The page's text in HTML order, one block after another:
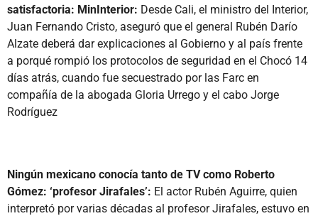
satisfactoria: MinInterior: Desde Cali, el ministro del Interior,
Juan Fernando Cristo, aseguró que el general Rubén Darío
Alzate deberá dar explicaciones al Gobierno y al país frente
a porqué rompió los protocolos de seguridad en el Chocó 14
días atrás, cuando fue secuestrado por las Farc en
compañía de la abogada Gloria Urrego y el cabo Jorge
Rodríguez
Ningún mexicano conocía tanto de TV como Roberto
Gómez: ‘profesor Jirafales’: El actor Rubén Aguirre, quien
interpretó por varias décadas al profesor Jirafales, estuvo en